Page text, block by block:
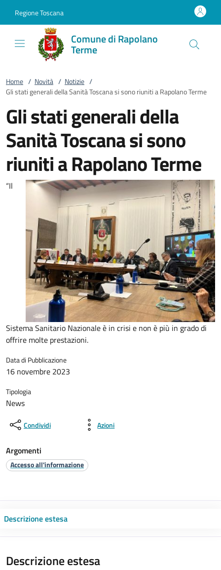
Regione Toscana
Comune di Rapolano
Terme
Home / Novità / Notizie /
Gli stati generali della Sanità Toscana si sono riuniti a Rapolano Terme
Gli stati generali della
Sanità Toscana si sono
riuniti a Rapolano Terme
“Il
Sistema Sanitario Nazionale è in crisi e non è più in grado di
offrire molte prestazioni.
Data di Pubblicazione
16 novembre 2023
Tipologia
News
Condividi Azioni
Argomenti
Accesso all'informazione
Descrizione estesa
Descrizione estesa